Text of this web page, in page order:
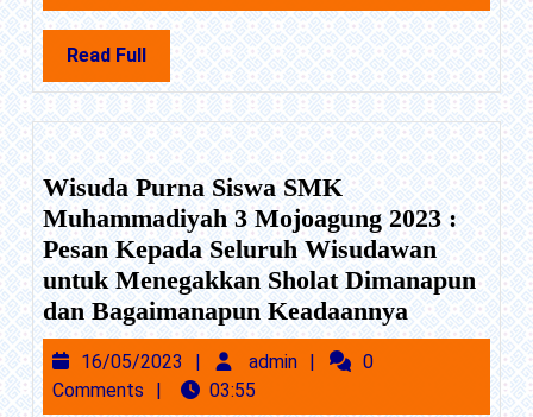
UPAYA
SEKOLAH
LULUSAN
Read FullRead
Full
Wisuda Purna Siswa SMK
Muhammadiyah 3 Mojoagung 2023 :
Pesan Kepada Seluruh Wisudawan
untuk Menegakkan Sholat Dimanapun
dan Bagaimanapun KeadaannyaWisuda
Purna
16/05/2023 16/05/2023
admin admin
0
Comments
03:55